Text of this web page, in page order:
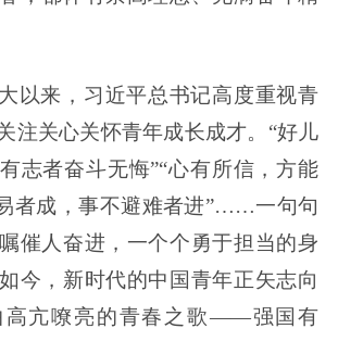
以来，习近平总书记高度重视青
注关心关怀青年成长成才。“好儿
志者奋斗无悔”“心有所信，方能
者成，事不避难者进”……一句句
催人奋进，一个个勇于担当的身
今，新时代的中国青年正矢志向
高亢嘹亮的青春之歌——强国有